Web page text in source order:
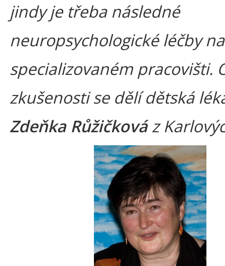
jindy je třeba následné
neuropsychologické léčby na
specializovaném pracovišti.
zkušenosti se dělí dětská
Zdeňka Růžičkováz